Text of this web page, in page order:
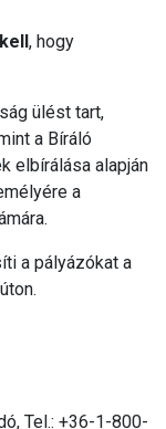
, hogy
ülést tart,
a Bíráló
elbírálása alapján
a
a pályázókat a
Tel.: +36-1-800-